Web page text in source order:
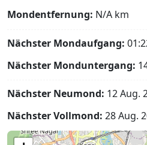
Mondentfernung: N/A km
Nächster Mondaufgang:
Nächster Monduntergang:
Nächster Neumond: 12 Aug.
Nächster Vollmond: 28 Aug.